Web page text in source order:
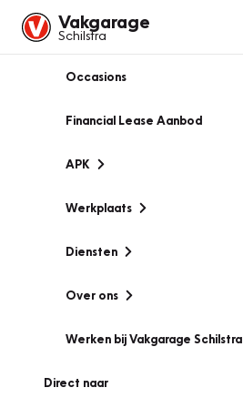
Vakgarage
Schilstra
Occasions
Financial Lease Aanbod
APK
Werkplaats
Diensten
Over ons
Werken bij Vakgarage Schilstra
Direct naar